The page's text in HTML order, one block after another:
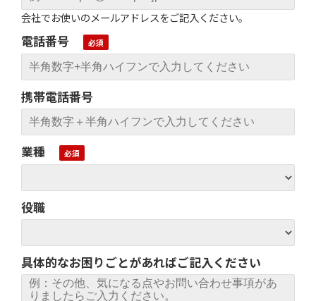
会社でお使いのメールアドレスをご記入ください。
電話番号
携帯電話番号
業種
役職
具体的なお困りごとがあればご記入ください